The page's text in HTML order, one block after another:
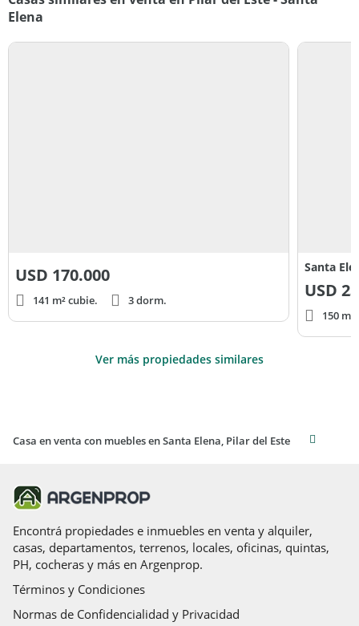
Elena
USD 170.000
141 m² cubie. 3 dorm.
Santa
USD
150
Ver más propiedades similares
Casa en venta con muebles en Santa Elena, Pilar del Este
Encontrá propiedades e inmuebles en venta y alquiler,
casas, departamentos, terrenos, locales, oficinas, quintas,
PH, cocheras y más en Argenprop.
Términos y Condiciones
Normas de Confidencialidad y Privacidad